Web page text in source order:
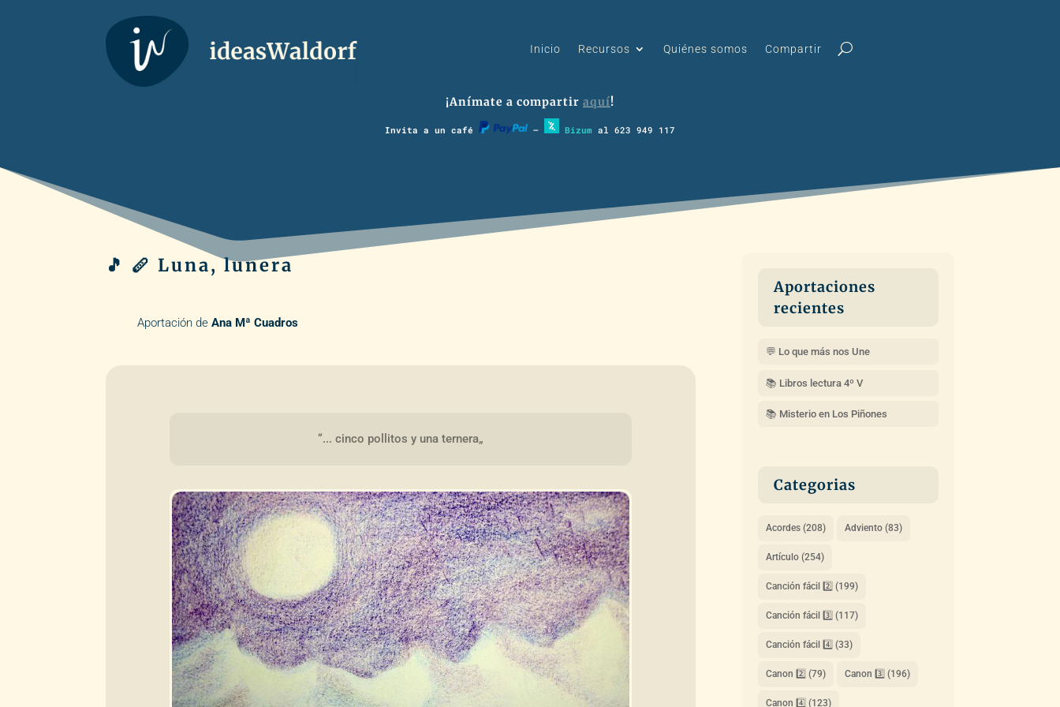
Inicio Recursos Quiénes somos Compartir
¡Anímate a compartir aquí!
Invita a un café – Bizum al 623 949 117
🎵 🪈 Luna, lunera
Aportación deAna Mª Cuadros
“... cinco pollitos y una ternera„
Aportaciones
recientes
💬 Lo que más nos Une
📚 Libros lectura 4º V
📚 Misterio en Los Piñones
Categorias
Acordes(208) Adviento(83)
Artículo(254)
Canción fácil 2️⃣ (199)
Canción fácil 3️⃣ (117)
Canción fácil 4️⃣ (33)
Canon 2️⃣ (79) Canon 3️⃣ (196)
Canon 4️⃣ (123)